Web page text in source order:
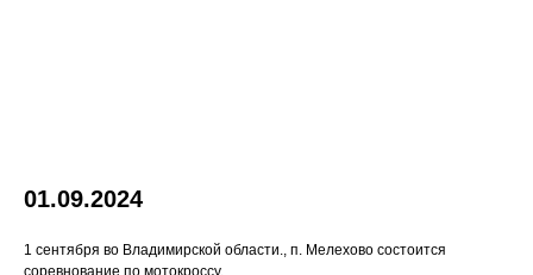
01.09.2024
1 сентября во Владимирской области., п. Мелехово состоится
соревнование по мотокроссу.